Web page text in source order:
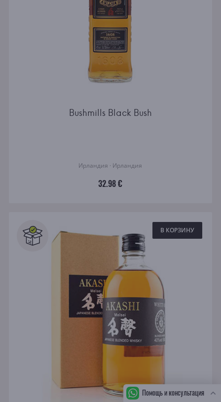
Помощь и консультация
Bushmills Black Bush
Ирландия · Ирландия
32.98 €
В КОРЗИНУ